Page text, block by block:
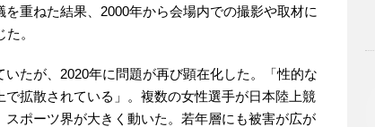
重ねた結果、2000年から会場内での撮影や取材に
。
たが、2020年に問題が再び顕在化した。「性的な
拡散されている」。複数の女性選手が日本陸上競
ポーツ界が大きく動いた。若年層にも被害が広が